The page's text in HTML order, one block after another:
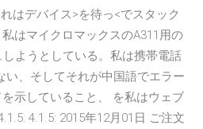
はデバイス>を待っ<でスタック
はマイクロマックスのA311用の
しようとしている。私は携帯電話
い、そしてそれが中国語でエラー
示していること、 を私はウェブ
4.1.5: 2015年12月01日 ご注文